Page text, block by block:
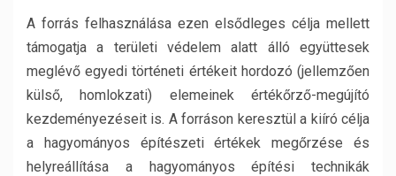
A forrás felhasználása ezen elsődleges célja mellett
támogatja a területi védelem alatt álló együttesek
meglévő egyedi történeti értékeit hordozó (jellemzően
külső, homlokzati) elemeinek értékőrző-megújító
kezdeményezéseit is. A forráson keresztül a kiíró célja
a hagyományos építészeti értékek megőrzése és
helyreállítása a hagyományos építési technikák